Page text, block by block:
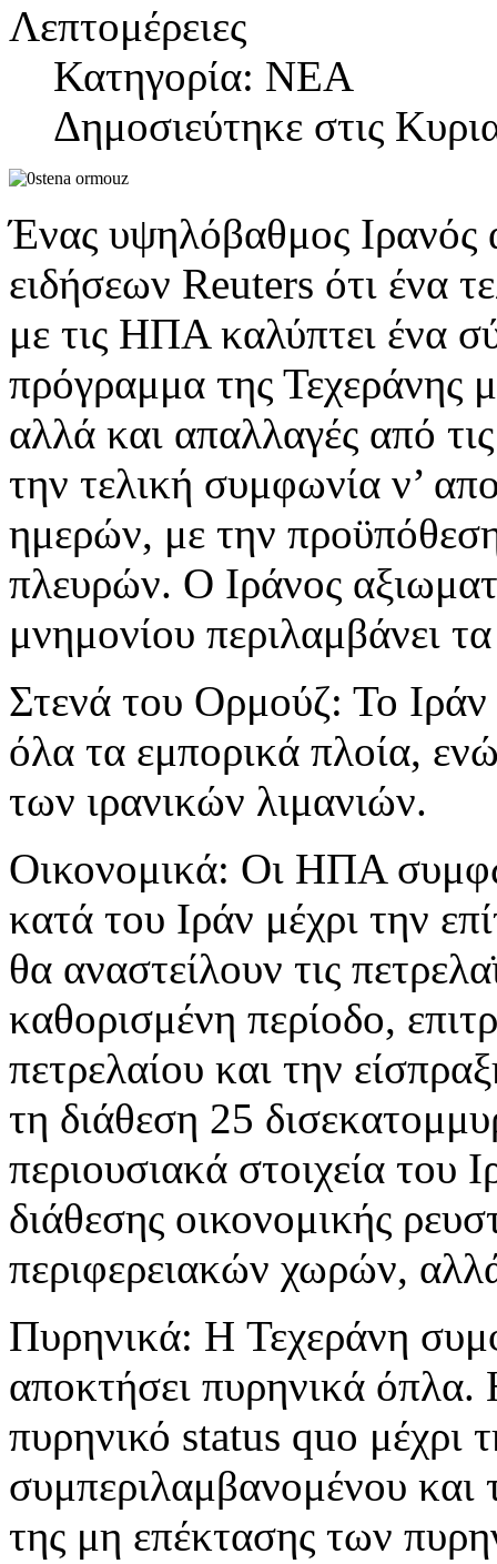
Λεπτομέρειες
Κατηγορία: ΝΕΑ
Δημοσιεύτηκε στις
Ένας υψηλόβαθμος Ιρανός
ειδήσεων Reuters ότι ένα
με τις ΗΠΑ καλύπτει ένα
πρόγραμμα της Τεχεράνης
αλλά και απαλλαγές από
την τελική συμφωνία ν’
ημερών, με την
πλευρών. Ο Ιράνος
μνημονίου περιλαμβάνει
Στενά του Ορμούζ: Το Ιράν
όλα τα εμπορικά πλοία,
των ιρανικών λιμανιών.
Οικονομικά: Οι ΗΠΑ
κατά του Ιράν μέχρι την
θα αναστείλουν τις
καθορισμένη περίοδο,
πετρελαίου και την
τη διάθεση 25
περιουσιακά στοιχεία του
διάθεσης οικονομικής
περιφερειακών χωρών,
Πυρηνικά: H Τεχεράνη
αποκτήσει πυρηνικά όπλα.
πυρηνικό status quo μέχρι
συμπεριλαμβανομένου και
της μη επέκτασης των